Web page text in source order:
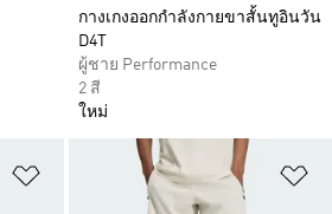
กางเกงออกกำลังกายขาสั้นทูอินวัน
D4T
ผู้ชาย Performance
2 สี
ใหม่
เพิ่มไปยังรายการสินค้าโปรด